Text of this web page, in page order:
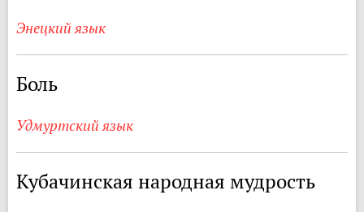
Энецкий язык
Боль
Удмуртский язык
Кубачинская народная мудрость